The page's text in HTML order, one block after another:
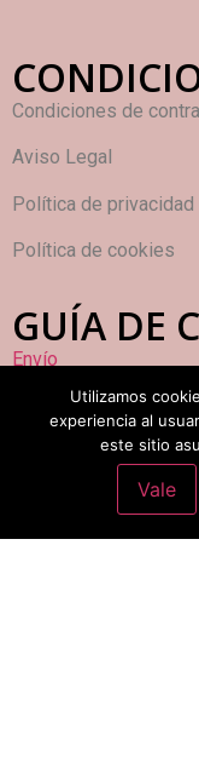
Condiciones de
Aviso Legal
Política de privacidad
Política de cookies
GUÍA DE
Envío
Formas de pago
Utilizamos
experiencia al
este sitio
Vale